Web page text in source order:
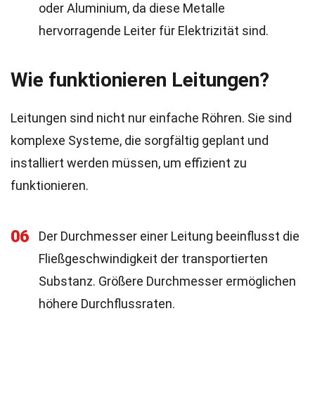
oder Aluminium, da diese Metalle
hervorragende Leiter für Elektrizität sind.
Wie funktionieren Leitungen?
Leitungen sind nicht nur einfache Röhren. Sie sind
komplexe Systeme, die sorgfältig geplant und
installiert werden müssen, um effizient zu
funktionieren.
06
Der Durchmesser einer Leitung beeinflusst die
Fließgeschwindigkeit der transportierten
Substanz. Größere Durchmesser ermöglichen
höhere Durchflussraten.